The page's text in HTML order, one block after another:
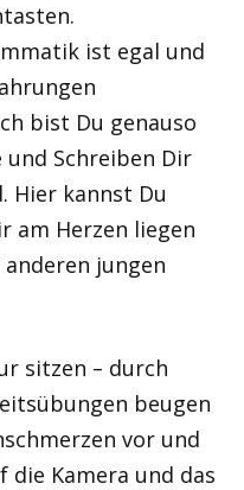
ist egal und
bist Du genauso
Schreiben Dir
Hier kannst Du
am Herzen liegen
jungen
sitzen – durch
beugen
vor und
die Kamera und das